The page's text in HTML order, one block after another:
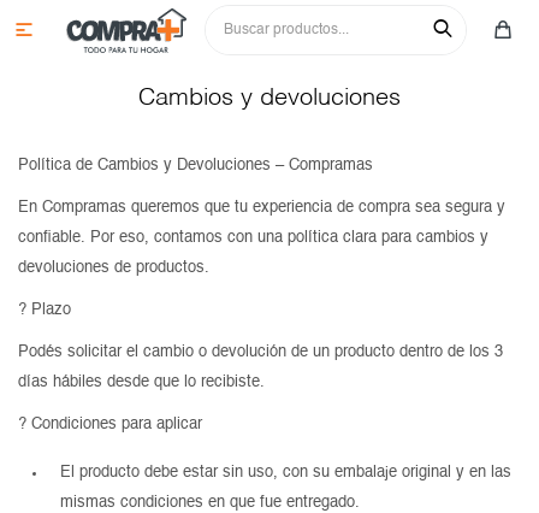

Cambios y devoluciones
Política de Cambios y Devoluciones – Compramas
En Compramas queremos que tu experiencia de compra sea segura y
confiable. Por eso, contamos con una política clara para cambios y
devoluciones de productos.
?️ Plazo
Podés solicitar el cambio o devolución de un producto dentro de los 3
días hábiles desde que lo recibiste.
? Condiciones para aplicar
El producto debe estar sin uso, con su embalaje original y en las
mismas condiciones en que fue entregado.
Cómodas y tocadores
Mesas de luz y respaldos
Camas y cunas
Sillas
Cristaleros
Aparadores
Aparadores
Sofás
Racks y paneles para tv
Aéreos
Bajos
Sillas